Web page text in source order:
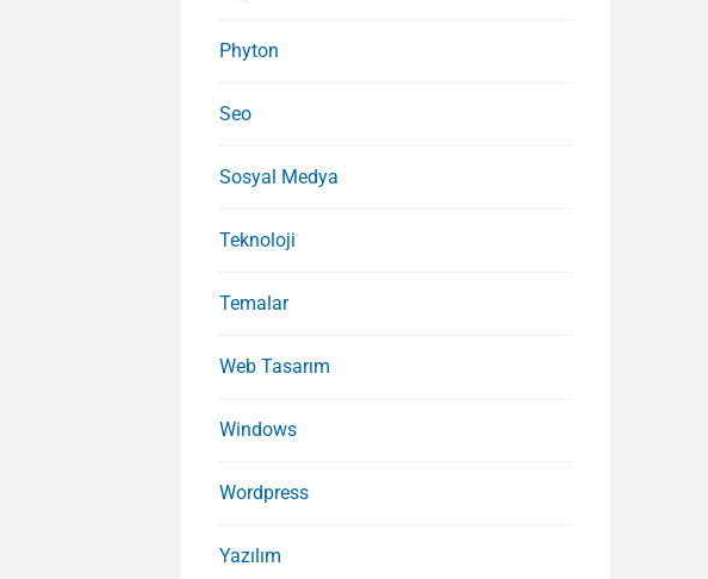
Phyton
Seo
Sosyal Medya
Teknoloji
Temalar
Web Tasarım
Windows
Wordpress
Yazılım